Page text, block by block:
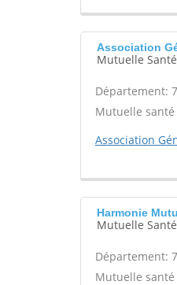
Association
Mutuelle
Département:
Mutuelle
Association
Harmonie
Mutuelle
Département:
Mutuelle